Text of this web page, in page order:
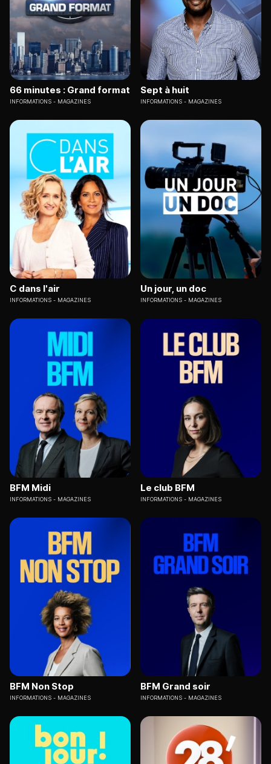
66 minutes : Grand format
INFORMATIONS MAGAZINES
Sept à huit
INFORMATIONS MAGAZINES
C dans l'air
INFORMATIONS MAGAZINES
Un jour, un doc
INFORMATIONS MAGAZINES
BFM Midi
INFORMATIONS MAGAZINES
Le club BFM
INFORMATIONS MAGAZINES
BFM Non Stop
INFORMATIONS MAGAZINES
BFM Grand soir
INFORMATIONS MAGAZINES